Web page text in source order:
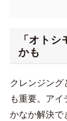
「オト
かも
クレンジン
も重要。ア
かなか解決で